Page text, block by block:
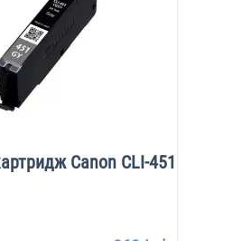
Canon CLI-451